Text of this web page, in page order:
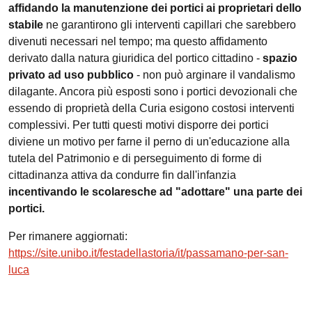
affidando la manutenzione dei portici ai proprietari dello
stabile ne garantirono gli interventi capillari che sarebbero
divenuti necessari nel tempo; ma questo affidamento
derivato dalla natura giuridica del portico cittadino - spazio
privato ad uso pubblico - non può arginare il vandalismo
dilagante. Ancora più esposti sono i portici devozionali che
essendo di proprietà della Curia esigono costosi interventi
complessivi. Per tutti questi motivi disporre dei portici
diviene un motivo per farne il perno di un'educazione alla
tutela del Patrimonio e di perseguimento di forme di
cittadinanza attiva da condurre fin dall'infanzia
incentivando le scolaresche ad "adottare" una parte dei
portici.
Per rimanere aggiornati:
https://site.unibo.it/festadellastoria/it/passamano-per-san-
luca